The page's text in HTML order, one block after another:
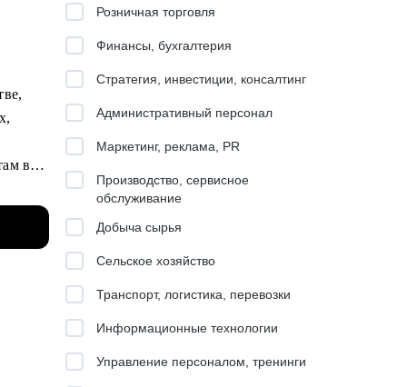
в
Розничная торговля
Финансы, бухгалтерия
Стратегия, инвестиции, консалтинг
Административный персонал
Маркетинг, реклама, PR
Производство, сервисное
обслуживание
Добыча сырья
Сельское хозяйство
Транспорт, логистика, перевозки
Информационные технологии
Управление персоналом, тренинги